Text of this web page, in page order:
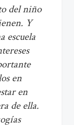
del niño
Y
escuela
en
en
de ella.